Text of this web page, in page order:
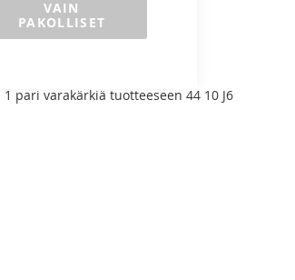
VAIN
PAKOLLISET
LISÄÄ VERTAILUUN
1 pari varakärkiä tuotteeseen 44 10 J6